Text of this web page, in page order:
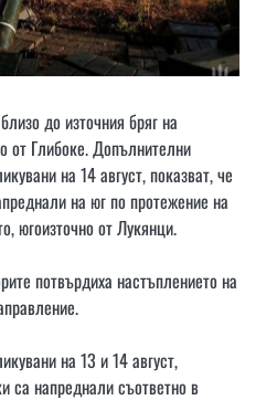
до източния бряг на
от Глибоке. Допълнителни
на 14 август, показват, че
на юг по протежение на
югоизточно от Лукянци.
потвърдиха настъплението на
на 13 и 14 август,
са напреднали съответно в